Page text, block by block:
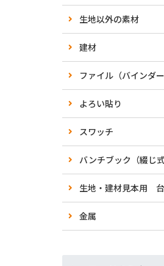
生地以外の素材
建材
ファイル（バインダー
よろい貼り
スワッチ
バンチブック（綴じ式
生地・建材見本用
金属